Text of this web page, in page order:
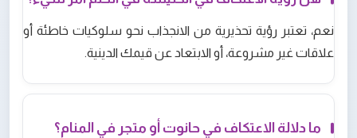
نعم، تعتبر رؤية تحذيرية من الانجذاب نحو سلوكيات خاطئة أو
علاقات غير مشروعة، أو الابتعاد عن قيمك الدينية.
ما دلالة الاعتكاف في حانوت أو متجر في المنام؟